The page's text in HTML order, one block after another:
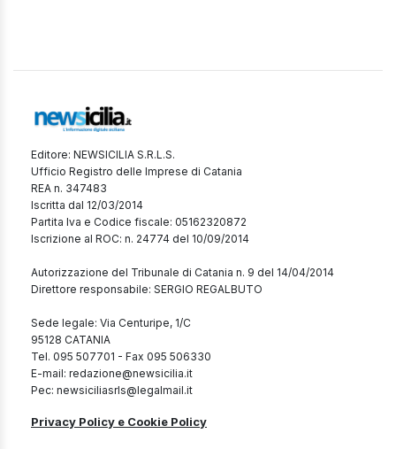
Editore: NEWSICILIA S.R.L.S.
Ufficio Registro delle Imprese di Catania
REA n. 347483
Iscritta dal 12/03/2014
Partita Iva e Codice fiscale: 05162320872
Iscrizione al ROC: n. 24774 del 10/09/2014
Autorizzazione del Tribunale di Catania n. 9 del 14/04/2014
Direttore responsabile: SERGIO REGALBUTO
Sede legale: Via Centuripe, 1/C
95128 CATANIA
Tel. 095 507701 - Fax 095 506330
E-mail: redazione@newsicilia.it
Pec: newsiciliasrls@legalmail.it
Privacy Policy e Cookie Policy